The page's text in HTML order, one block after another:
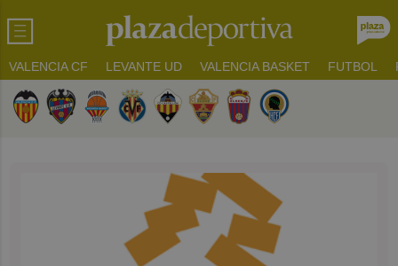
VALENCIA CF LEVANTE UD VALENCIA BASKET FUTBOL